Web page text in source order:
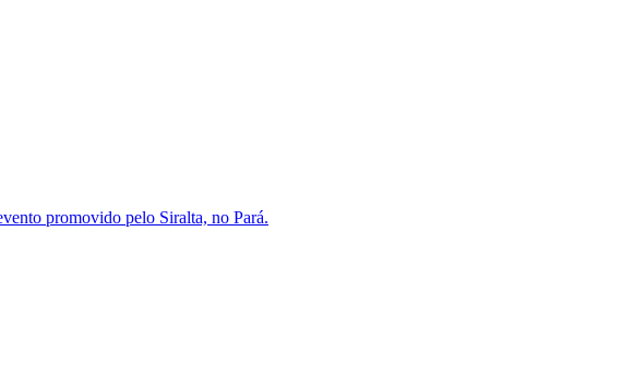
promovido pelo Siralta, no Pará.